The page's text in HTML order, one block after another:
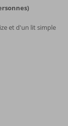
et d'un lit simple